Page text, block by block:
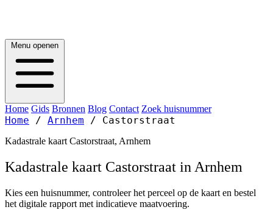
Menu openen
Home Gids Bronnen Blog Contact Zoek huisnummer
Home / Arnhem / Castorstraat
Kadastrale kaart Castorstraat, Arnhem
Kadastrale kaart Castorstraat in Arnhem
Kies een huisnummer, controleer het perceel op de kaart en bestel
het digitale rapport met indicatieve maatvoering.